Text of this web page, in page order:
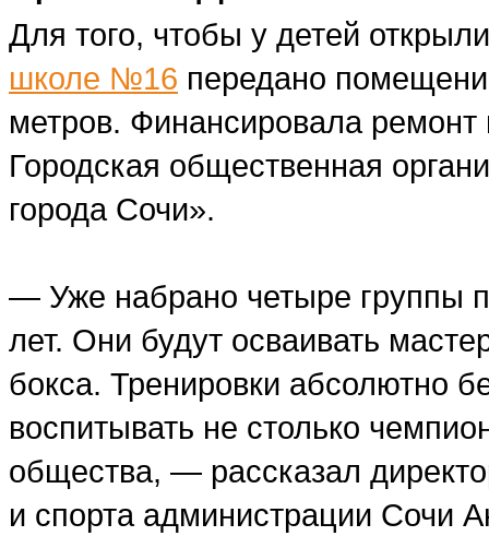
Для того, чтобы у детей
школе №16 передано
метров. Финансировала
Городская общественная
города Сочи».
— Уже набрано четыре группы
лет. Они будут осваивать
бокса. Тренировки абсолютно
воспитывать не столько
общества, — рассказал
и спорта администрации Сочи